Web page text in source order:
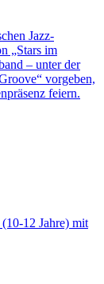
Jazz-
„Stars im
– unter der
vorgeben,
feiern.
12 Jahre) mit